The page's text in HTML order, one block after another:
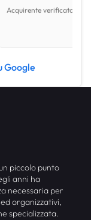
Acquirente verificato •
Google
piccolo punto
anni ha
necessaria per
organizzativi,
specializzata.